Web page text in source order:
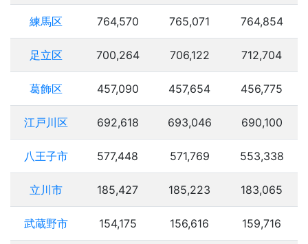
練馬区 764,570 765,071 764,854
足立区 700,264 706,122 712,704
葛飾区 457,090 457,654 456,775
江戸川区 692,618 693,046 690,100
八王子市 577,448 571,769 553,338
立川市 185,427 185,223 183,065
武蔵野市 154,175 156,616 159,716